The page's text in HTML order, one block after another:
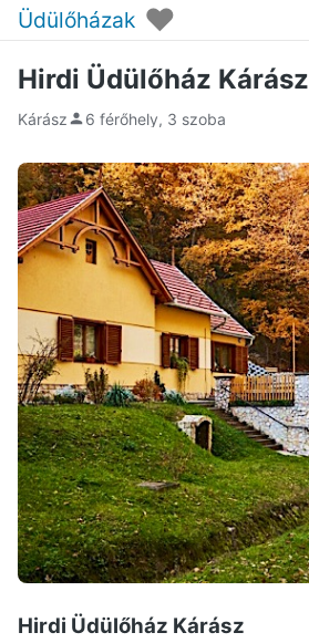
Üdülőházak ♥
Hirdi Üdülőház Kárász
Kárász 6 férőhely, 3 szoba
Hirdi Üdülőház Kárász